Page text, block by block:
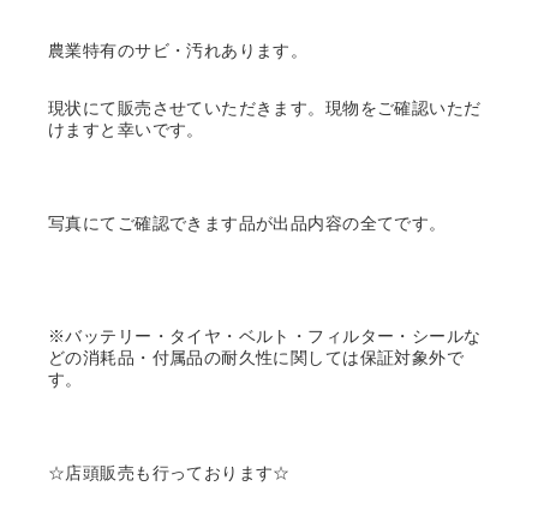
農業特有のサビ・汚れあります。
現状にて販売させていただきます。現物をご確認いただ
けますと幸いです。
写真にてご確認できます品が出品内容の全てです。
※バッテリー・タイヤ・ベルト・フィルター・シールな
どの消耗品・付属品の耐久性に関しては保証対象外で
す。
☆店頭販売も行っております☆